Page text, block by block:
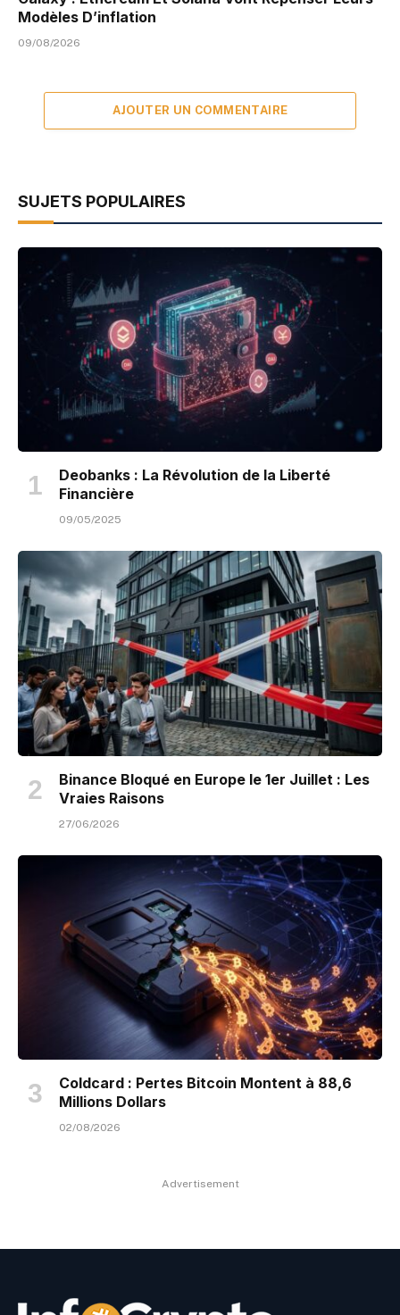
Modèles D’inflation
09/08/2026
AJOUTER UN COMMENTAIRE
SUJETS POPULAIRES
Deobanks : La Révolution de la Liberté
Financière
09/05/2025
Binance Bloqué en Europe le 1er Juillet : Les
Vraies Raisons
27/06/2026
Coldcard : Pertes Bitcoin Montent à 88,6
Millions Dollars
02/08/2026
Advertisement